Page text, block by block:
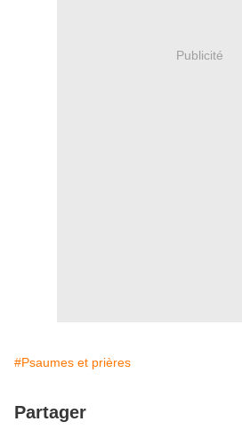
Publicité
#Psaumes et prières
Partager